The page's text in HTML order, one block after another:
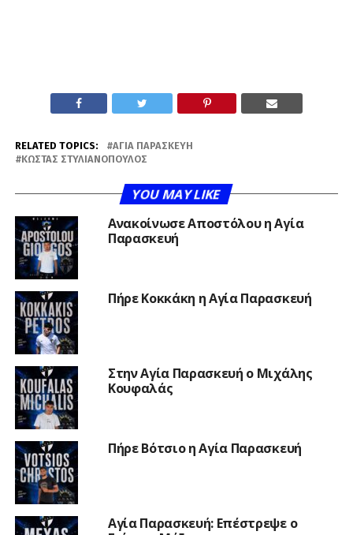
RELATED TOPICS:
ΑΓΊΑ ΠΑΡΑΣΚΕΥΉ
ΚΏΣΤΑΣ ΣΤΥΛΙΑΝΌΠΟΥΛΟΣ
YOU MAY LIKE
Ανακοίνωσε Αποστόλου η Αγία
Παρασκευή
Πήρε Κοκκάκη η Αγία Παρασκευή
Στην Αγία Παρασκευή ο Μιχάλης
Κουφαλάς
Πήρε Βότσιο η Αγία Παρασκευή
Αγία Παρασκευή: Επέστρεψε ο